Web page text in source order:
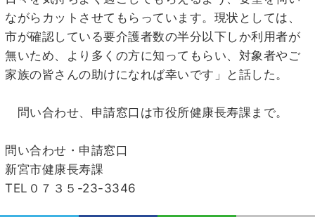
ながらカットさせてもらっています。現状としては、
市が確認している要介護者数の半分以下しか利用者が
無いため、より多くの方に知ってもらい、対象者やご
家族の皆さんの助けになれば幸いです」と話した。
問い合わせ、申請窓口は市役所健康長寿課まで。
問い合わせ・申請窓口
新宮市健康長寿課
TEL０７３５-23-3346